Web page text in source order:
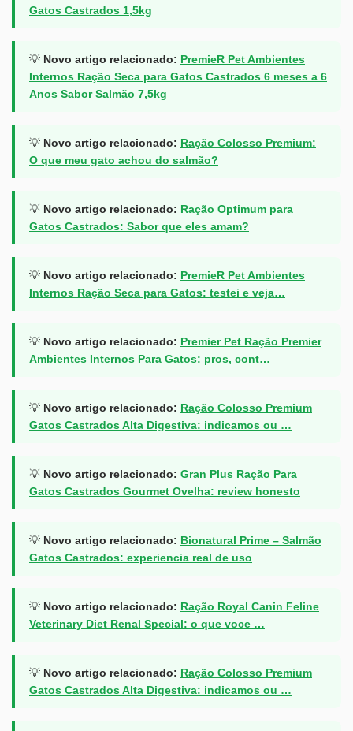
Gatos Castrados 1,5kg
💡 Novo artigo relacionado: PremieR Pet Ambientes
Internos Ração Seca para Gatos Castrados 6 meses a 6
Anos Sabor Salmão 7,5kg
💡 Novo artigo relacionado: Ração Colosso Premium:
O que meu gato achou do salmão?
💡 Novo artigo relacionado: Ração Optimum para
Gatos Castrados: Sabor que eles amam?
💡 Novo artigo relacionado: PremieR Pet Ambientes
Internos Ração Seca para Gatos: testei e veja…
💡 Novo artigo relacionado: Premier Pet Ração Premier
Ambientes Internos Para Gatos: pros, cont…
💡 Novo artigo relacionado: Ração Colosso Premium
Gatos Castrados Alta Digestiva: indicamos ou …
💡 Novo artigo relacionado: Gran Plus Ração Para
Gatos Castrados Gourmet Ovelha: review honesto
💡 Novo artigo relacionado: Bionatural Prime – Salmão
Gatos Castrados: experiencia real de uso
💡 Novo artigo relacionado: Ração Royal Canin Feline
Veterinary Diet Renal Special: o que voce …
💡 Novo artigo relacionado: Ração Colosso Premium
Gatos Castrados Alta Digestiva: indicamos ou …